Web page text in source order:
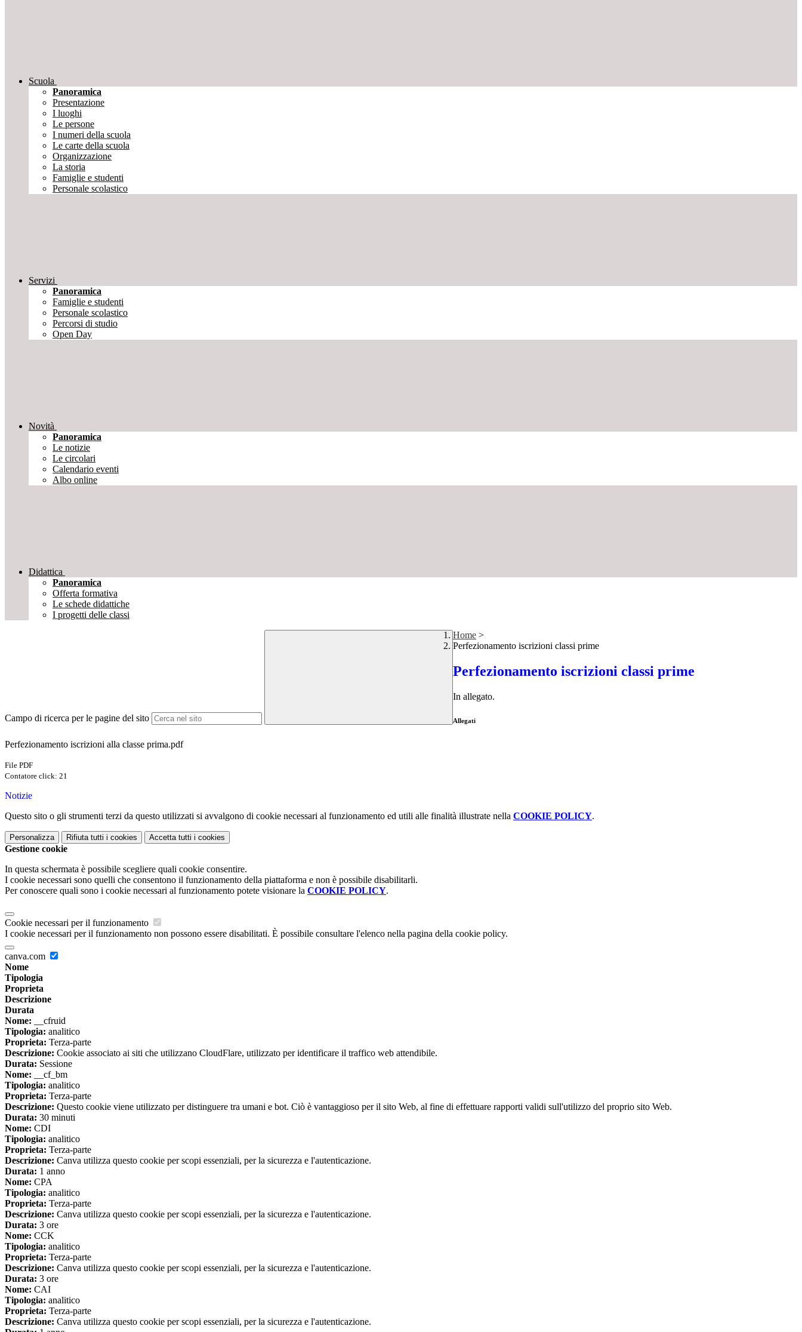
Scuola
Panoramica
Presentazione
I luoghi
Le persone
I numeri della scuola
Le carte della scuola
Organizzazione
La storia
Famiglie e studenti
Personale scolastico
Servizi
Panoramica
Famiglie e studenti
Personale scolastico
Percorsi di studio
Open Day
Novità
Panoramica
Le notizie
Le circolari
Calendario eventi
Albo online
Didattica
Panoramica
Offerta formativa
Le schede didattiche
I progetti delle classi
Campo di ricerca per le pagine del sito
Home >
Perfezionamento iscrizioni classi prime
Perfezionamento iscrizioni classi prime
In allegato.
Allegati
Perfezionamento iscrizioni alla classe prima.pdf
File PDF
Contatore click: 21
Notizie
Questo sito o gli strumenti terzi da questo utilizzati si avvalgono di cookie necessari al funzionamento ed utili alle finalità illustrate nella COOKIE POLICY.
Personalizza Rifiuta tutti i cookies Accetta tutti i cookies
Gestione cookie
In questa schermata è possibile scegliere quali cookie consentire.
I cookie necessari sono quelli che consentono il funzionamento della piattaforma e non è possibile disabilitarli.
Per conoscere quali sono i cookie necessari al funzionamento potete visionare la COOKIE POLICY.
Cookie necessari per il funzionamento
I cookie necessari per il funzionamento non possono essere disabilitati. È possibile consultare l'elenco nella pagina della cookie policy.
canva.com
Nome
Tipologia
Proprieta
Descrizione
Durata
Nome: __cfruid
Tipologia: analitico
Proprieta: Terza-parte
Descrizione: Cookie associato ai siti che utilizzano CloudFlare, utilizzato per identificare il traffico web attendibile.
Durata: Sessione
Nome: __cf_bm
Tipologia: analitico
Proprieta: Terza-parte
Descrizione: Questo cookie viene utilizzato per distinguere tra umani e bot. Ciò è vantaggioso per il sito Web, al fine di effettuare rapporti validi sull'utilizzo del proprio sito Web.
Durata: 30 minuti
Nome: CDI
Tipologia: analitico
Proprieta: Terza-parte
Descrizione: Canva utilizza questo cookie per scopi essenziali, per la sicurezza e l'autenticazione.
Durata: 1 anno
Nome: CPA
Tipologia: analitico
Proprieta: Terza-parte
Descrizione: Canva utilizza questo cookie per scopi essenziali, per la sicurezza e l'autenticazione.
Durata: 3 ore
Nome: CCK
Tipologia: analitico
Proprieta: Terza-parte
Descrizione: Canva utilizza questo cookie per scopi essenziali, per la sicurezza e l'autenticazione.
Durata: 3 ore
Nome: CAI
Tipologia: analitico
Proprieta: Terza-parte
Descrizione: Canva utilizza questo cookie per scopi essenziali, per la sicurezza e l'autenticazione.